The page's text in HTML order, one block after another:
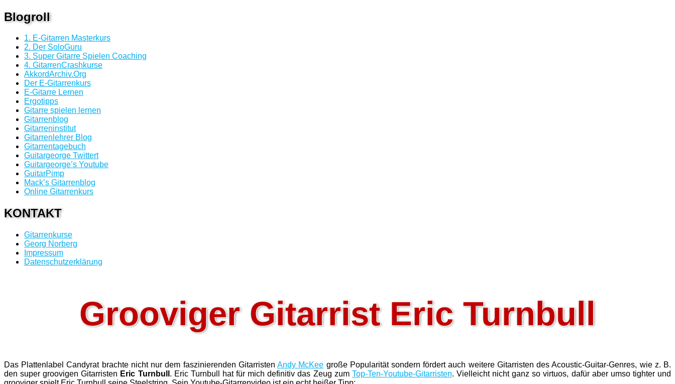
Blogroll
1. E-Gitarren Masterkurs
2. Der SoloGuru
3. Super Gitarre Spielen Coaching
4. GitarrenCrashkurse
AkkordArchiv.Org
Der E-Gitarrenkurs
E-Gitarre Lernen
Ergotipps
Gitarre spielen lernen
Gitarrenblog
Gitarreninstitut
Gitarrenlehrer Blog
Gitarrentagebuch
Guitargeorge Twittert
Guitargeorge’s Youtube
GuitarPimp
Mack’s Gitarrenblog
Online Gitarrenkurs
KONTAKT
Gitarrenkurse
Georg Norberg
Impressum
Datenschutzerklärung
Grooviger Gitarrist Eric Turnbull
Das Plattenlabel Candyrat brachte nicht nur dem faszinierenden GitarristenAndy McKee große Popularität sondern fördert auch weitere Gitarristen des Acoustic-Guitar-Genres, wie z. B.
den super groovigen Gitarristen Eric Turnbull . Eric Turnbull hat für mich definitiv das Zeug zum Top-Ten-Youtube-Gitarristen. Vielleicht nicht ganz so virtuos, dafür aber umso tighter und